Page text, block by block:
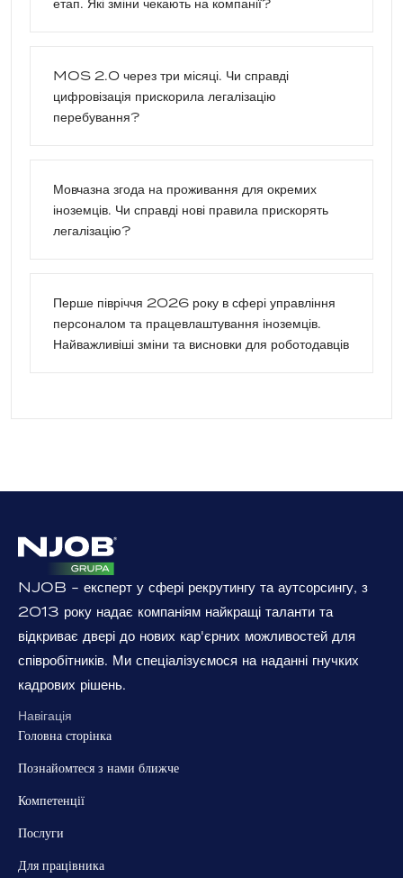
MOS 2.0 через три місяці. Чи справді
цифровізація прискорила легалізацію
перебування?
Мовчазна згода на проживання для окремих
іноземців. Чи справді нові правила прискорять
легалізацію?
Перше півріччя 2026 року в сфері управління
персоналом та працевлаштування іноземців.
Найважливіші зміни та висновки для роботодавців
NJOB - експерт у сфері рекрутингу та аутсорсингу, з
2013 року надає компаніям найкращі таланти та
відкриває двері до нових кар'єрних можливостей для
співробітників. Ми спеціалізуємося на наданні гнучких
кадрових рішень.
Навігація
Головна сторінка
Познайомтеся з нами ближче
Компетенції
Послуги
Для працівника